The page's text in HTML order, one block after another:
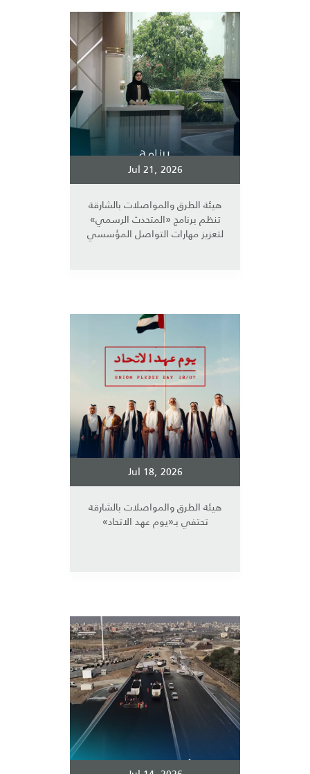
Jul 21, 2026
هيئة الطرق والمواصلات بالشارقة
تنظم برنامج «المتحدث الرسمي»
لتعزيز مهارات التواصل المؤسسي
Jul 18, 2026
هيئة الطرق والمواصلات بالشارقة
تحتفي بـ«يوم عهد الاتحاد»